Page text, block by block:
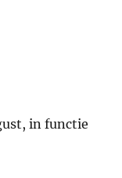
in functie